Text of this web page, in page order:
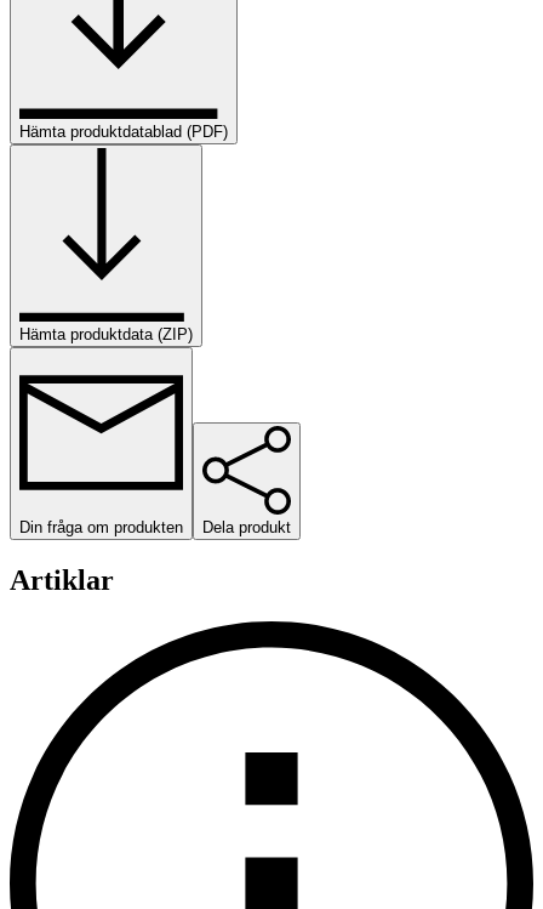
Hämta produktdatablad (PDF)
Hämta produktdata (ZIP)
Din fråga om produkten Dela produkt
Artiklar